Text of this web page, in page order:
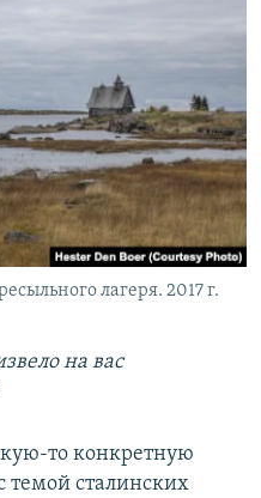
лагеря. 2017 г.
на вас
то конкретную
темой сталинских